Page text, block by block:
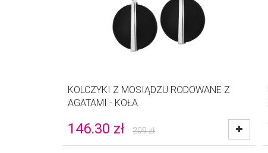
KOLCZYKI Z MOSIĄDZU RODOWANE Z
AGATAMI - KOŁA
146.30 zł 209zł